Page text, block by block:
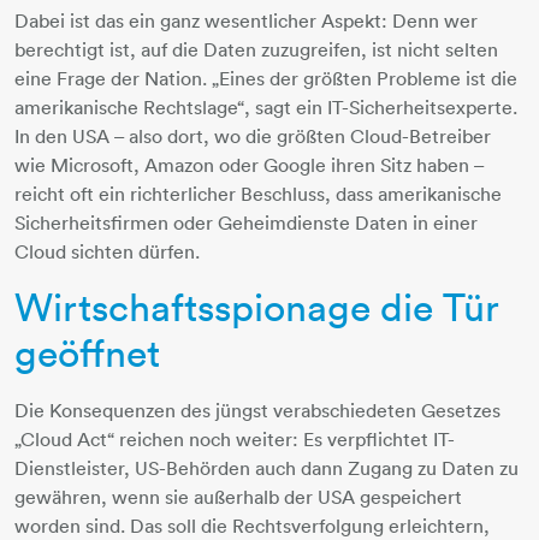
Dabei ist das ein ganz wesentlicher Aspekt: Denn wer
berechtigt ist, auf die Daten zuzugreifen, ist nicht selten
eine Frage der Nation. „Eines der größten Probleme ist die
amerikanische Rechtslage“, sagt ein IT-Sicherheitsexperte.
In den USA – also dort, wo die größten Cloud-Betreiber
wie Microsoft, Amazon oder Google ihren Sitz haben –
reicht oft ein richterlicher Beschluss, dass amerikanische
Sicherheitsfirmen oder Geheimdienste Daten in einer
Cloud sichten dürfen.
Wirtschaftsspionage die Tür
geöffnet
Die Konsequenzen des jüngst verabschiedeten Gesetzes
„Cloud Act“ reichen noch weiter: Es verpflichtet IT-
Dienstleister, US-Behörden auch dann Zugang zu Daten zu
gewähren, wenn sie außerhalb der USA gespeichert
worden sind. Das soll die Rechtsverfolgung erleichtern,